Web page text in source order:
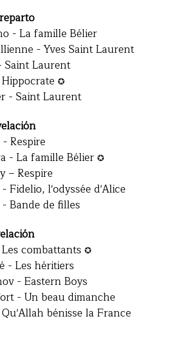
- La famille Bélier
- Yves Saint Laurent
Saint Laurent
✪
- Saint Laurent
Respire
- La famille Bélier ✪
– Respire
Fidelio, l'odyssée d'Alice
Bande de filles
combattants ✪
- Les héritiers
- Eastern Boys
- Un beau dimanche
bénisse la France